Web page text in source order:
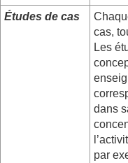
Études de cas
cas,
Les
dans
par